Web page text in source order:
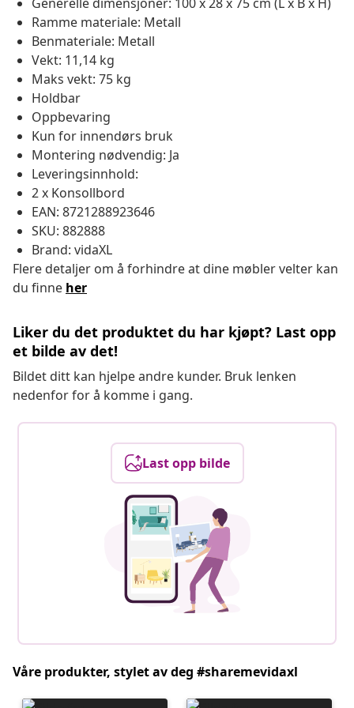
Ramme materiale: Metall
Benmateriale: Metall
Vekt: 11,14 kg
Maks vekt: 75 kg
Holdbar
Oppbevaring
Kun for innendørs bruk
Montering nødvendig: Ja
Leveringsinnhold:
2 x Konsollbord
EAN: 8721288923646
SKU: 882888
Brand: vidaXL
Flere detaljer om å forhindre at dine møbler velter kan
du finne her
Liker du det produktet du har kjøpt? Last opp
et bilde av det!
Bildet ditt kan hjelpe andre kunder. Bruk lenken
nedenfor for å komme i gang.
Last opp bilde
Våre produkter, stylet av deg #sharemevidaxl